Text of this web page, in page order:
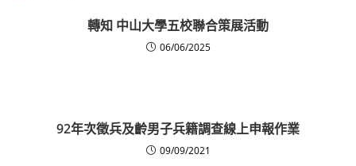
轉知 中山大學五校聯合策展活動
06/06/2025
92年次徵兵及齡男子兵籍調查線上申報作業
09/09/2021